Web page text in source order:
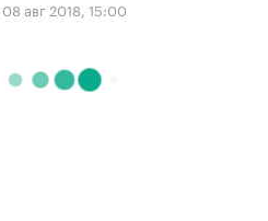
08 авг 2018, 15:00